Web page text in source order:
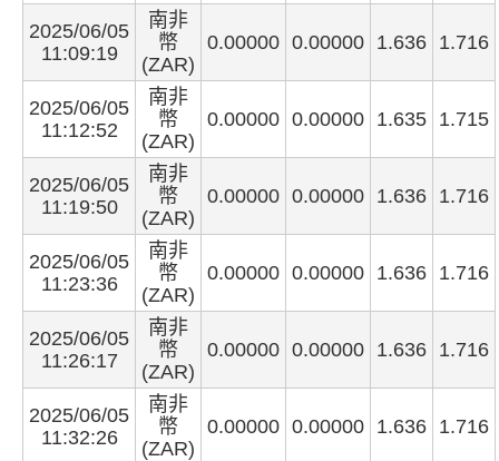
2025/06/05
11:09:19
南非
幣
(ZAR)
0.00000 0.00000 1.636 1.716
2025/06/05
11:12:52
南非
幣
(ZAR)
0.00000 0.00000 1.635 1.715
2025/06/05
11:19:50
南非
幣
(ZAR)
0.00000 0.00000 1.636 1.716
2025/06/05
11:23:36
南非
幣
(ZAR)
0.00000 0.00000 1.636 1.716
2025/06/05
11:26:17
南非
幣
(ZAR)
0.00000 0.00000 1.636 1.716
2025/06/05
11:32:26
南非
幣
(ZAR)
0.00000 0.00000 1.636 1.716